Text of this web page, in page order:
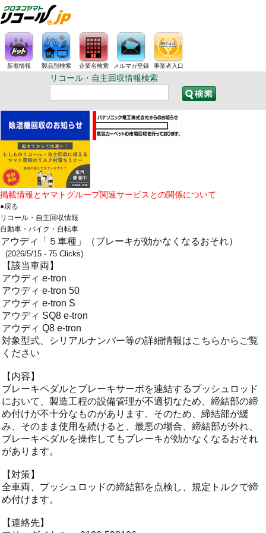
新着情報 製品別検索 企業名検索 メルマガ登録 事業者入口
リコール・自主回収情報検索
掲載情報とヤマトグループ関連サービスとの関係について
●戻る
リコール・自主回収情報
自動車・バイク・自転車
アウディ「５車種」（ブレーキが効かなくなるおそれ）
(2026/5/15 - 75 Clicks)
【該当車両】
アウディ e-tron
アウディ e-tron 50
アウディ e-tron S
アウディ SQ8 e-tron
アウディ Q8 e-tron
対象型式、シリアルナンバー等の詳細情報はこちらからご覧
ください
【内容】
ブレーキペダルとブレーキサーボを連結するプッシュロッド
において、製造工程の設備管理が不適切なため、締結部の締
め付けが不十分なものがあります。そのため、締結部が緩
み、そのまま使用を続けると、最悪の場合、締結部が外れ、
ブレーキペダルを操作してもブレーキが効かなくなるおそれ
があります。
【対策】
全車両、プッシュロッドの締結部を点検し、規定トルクで締
め付けます。
【連絡先】